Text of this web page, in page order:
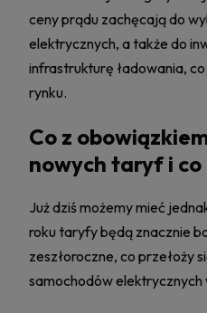
ceny prądu zachęcają do
elektrycznych, a także do
infrastrukturę ładowania,
rynku.
Co z
nowych taryf i co
Już dziś możemy mieć
roku taryfy będą znacznie
zeszłoroczne, co przełoży
samochodów